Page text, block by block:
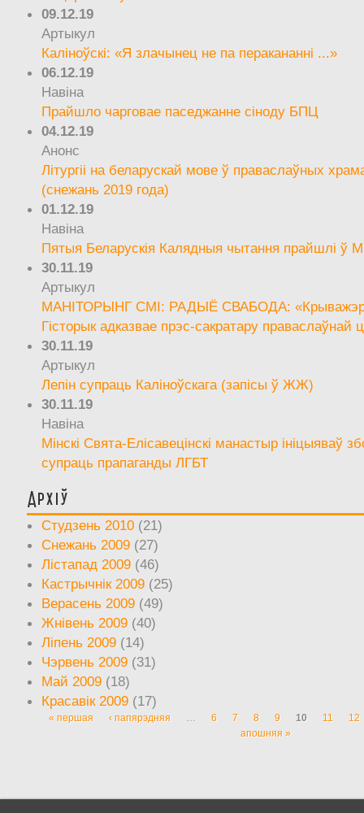
09.12.19
Артыкул
Каліноўскі: «Я злачынец не па перакананні ...»
06.12.19
Навіна
Прайшло чарговае паседжанне сіноду БПЦ
04.12.19
Анонс
Літургіі на беларускай мове ў праваслаўных
(снежань 2019 года)
01.12.19
Навіна
Пятыя Беларускія Калядныя чытання прайшлі ў
30.11.19
Артыкул
МАНІТОРЫНГ СМІ: РАДЫЁ СВАБОДА:
Гісторык адказвае прэс-сакратару праваслаўнай
30.11.19
Артыкул
Лепін супраць Каліноўскага (запісы ў ЖЖ)
30.11.19
Навіна
Мінскі Свята-Елісавецінскі манастыр ініцыяваў
супраць прапаганды ЛГБТ
Архіў
Студзень 2010 (21)
Снежань 2009 (27)
Лістапад 2009 (46)
Кастрычнік 2009 (25)
Верасень 2009 (49)
Жнівень 2009 (40)
Ліпень 2009 (14)
Чэрвень 2009 (31)
Май 2009 (18)
Красавік 2009 (17)
Старонкі
« першая ‹ папярэдняя … 6 7 8 9 10 11
12
апошняя »